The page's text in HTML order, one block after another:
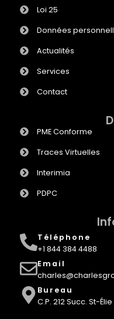
Loi 25
Données
Actualités
Services
Contact
PME Conforme
Traces Virtuelles
Interimia
PDPC
Téléphone
+1 844 384 4488
Email
Bureau
C.P. 212 Succ. St-